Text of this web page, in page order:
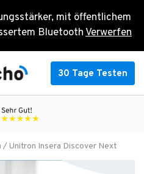
mit öffentlichem
BluetoothVerwerfen
30 Tage Testen
/ Unitron Insera Discover Next